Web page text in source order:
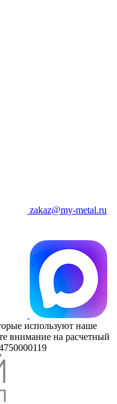
zakaz@my-metal.ru
используют наше
внимание на расчетный